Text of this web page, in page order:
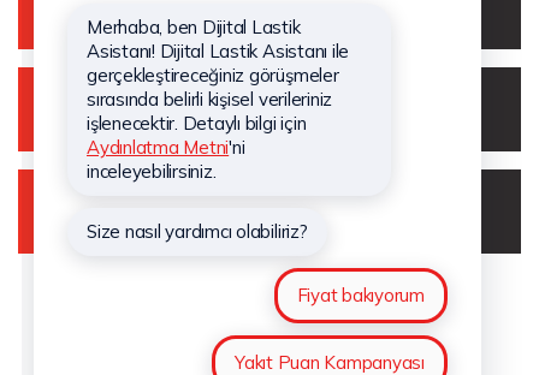
0850 210 43 00
Müşteri İletişim Merkezi
0850 210 43 00
Bridgestone’u Takip Edin